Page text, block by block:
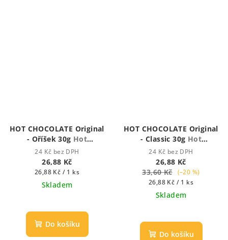
HOT CHOCOLATE Original
- Oříšek 30g Hot
Chocolate - Houstnoucí
krémová čokoláda
24 Kč bez DPH
26,88 Kč
Měrná
cena:
26,88 Kč / 1 ks
Skladem
hodnocení
produktu
Do košíku
HOT CHOCOLATE Original
- Classic 30g Hot
Chocolate - Houstnoucí
krémová čokoláda
24 Kč bez DPH
26,88 Kč
33,60 Kč
(–20 %)
Měrná
cena:
26,88 Kč / 1 ks
Skladem
Do košíku